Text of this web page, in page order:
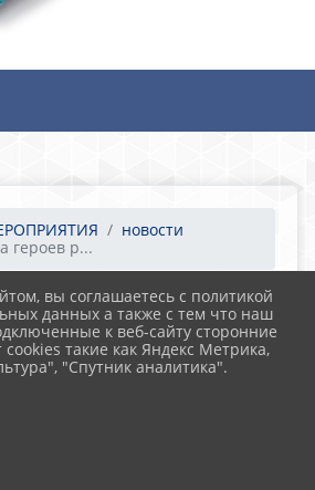
новости
героев р...
28
героев российской земли».
вы соглашаетесь с политикой
данных а также с тем что наш
к веб-сайту сторонние
такие как Яндекс Метрика,
"Спутник аналитика".